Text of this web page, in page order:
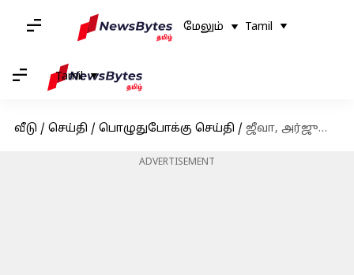
மேலும் Tamil
Tamil
வீடு / செய்தி / பொழுதுபோக்கு செய்தி / ஜீவா, அர்ஜுன் நடிப்பில் பாடலாசிரியர் பா.விஜய் இயக்கிய அகத்தியா ட்ரைலர் வெளியானது
ADVERTISEMENT